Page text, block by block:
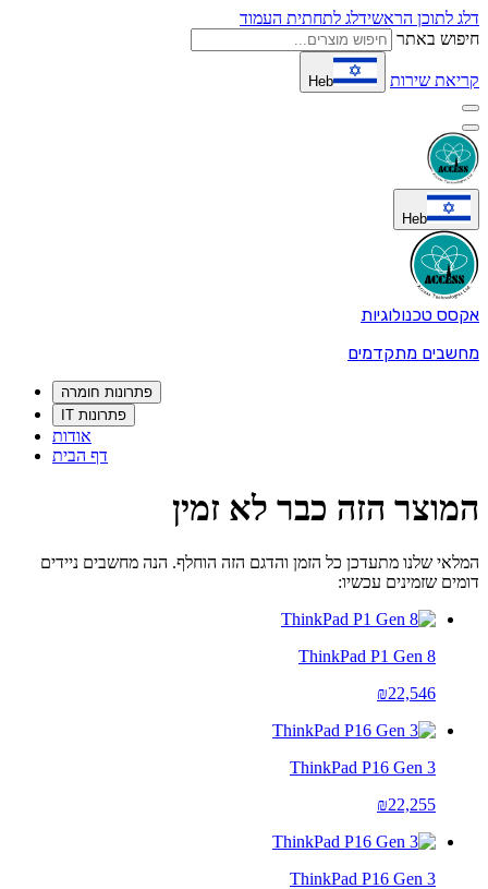
דלג לתוכן הראשידלג לתחתית העמוד
חיפוש באתר
קריאת שירות Heb
Heb
אקסס טכנולוגיות
מחשבים מתקדמים
פתרונות חומרה
פתרונות IT
אודות
דף הבית
המוצר הזה כבר לא זמין
המלאי שלנו מתעדכן כל הזמן והדגם הזה הוחלף. הנה מחשבים ניידים
דומים שזמינים עכשיו:
ThinkPad P1 Gen 8
₪22,546
ThinkPad P16 Gen 3
₪22,255
ThinkPad P16 Gen 3